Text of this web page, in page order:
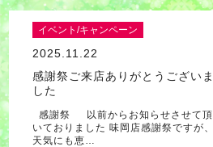
イベント/キャンペーン
2025.11.22
感謝祭ご来店ありがとうございま
した
感謝祭 以前からお知らせさせて頂
いておりました 味岡店感謝祭ですが、
天気にも恵…